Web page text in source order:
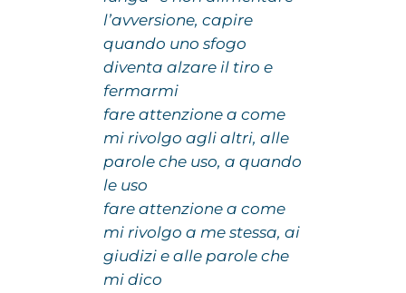
l’avversione, capire
quando uno sfogo
diventa alzare il tiro e
fermarmi
fare attenzione a come
mi rivolgo agli altri, alle
parole che uso, a quando
le uso
fare attenzione a come
mi rivolgo a me stessa, ai
giudizi e alle parole che
mi dico